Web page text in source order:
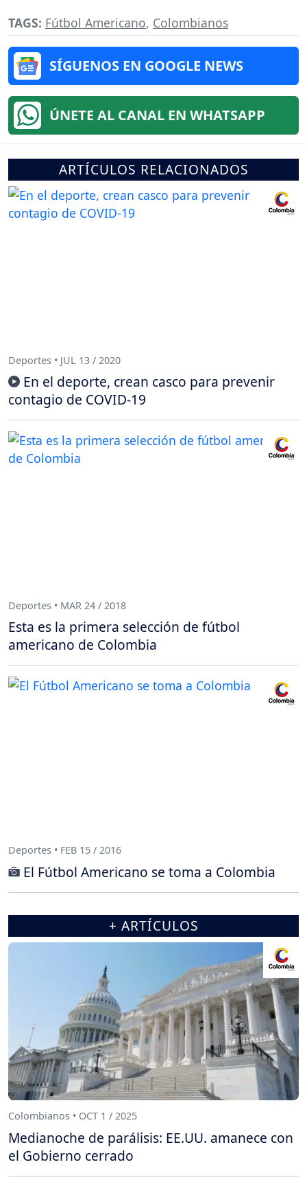
TAGS: Fútbol Americano, Colombianos
SÍGUENOS EN GOOGLE NEWS
ÚNETE AL CANAL EN WHATSAPP
ARTÍCULOS RELACIONADOS
Deportes • JUL 13 / 2020
En el deporte, crean casco para prevenir
contagio de COVID-19
Deportes • MAR 24 / 2018
Esta es la primera selección de fútbol
americano de Colombia
Deportes • FEB 15 / 2016
El Fútbol Americano se toma a Colombia
+ ARTÍCULOS
Colombianos • OCT 1 / 2025
Medianoche de parálisis: EE.UU. amanece con
el Gobierno cerrado